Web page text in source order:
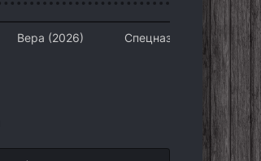
Вера (2026) Спецназ Версаля (2026)